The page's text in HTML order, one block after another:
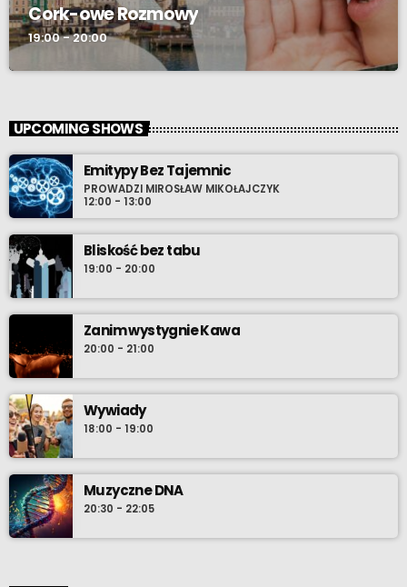
Cork-owe Rozmowy
19:00 - 20:00
UPCOMING SHOWS
Emitypy Bez Tajemnic
PROWADZI MIROSŁAW MIKOŁAJCZYK
12:00 - 13:00
Bliskość bez tabu
19:00 - 20:00
Zanim wystygnie Kawa
20:00 - 21:00
Wywiady
18:00 - 19:00
Muzyczne DNA
20:30 - 22:05